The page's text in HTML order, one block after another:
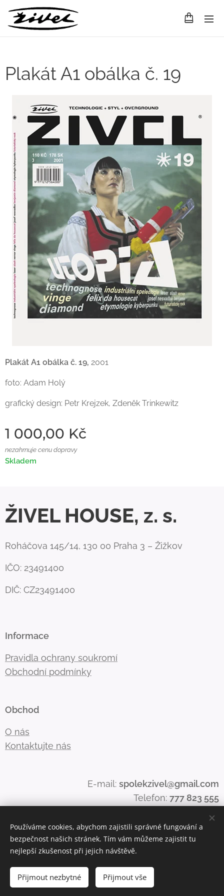
Plakát A1 obálka č. 19
Plakát A1 obálka č. 19, 2001
foto: Adam Holý
grafický design: Petr Krejzek, Zdeněk Trinkewitz
1 000,00 Kč
nezahrnuje cenu dopravy
Skladem
Do košíku
ŽIVEL HOUSE, z. s.
Roháčova 145/14, 130 00 Praha 3 – Žižkov
IČO: 23491400
DIČ: CZ23491400
Informace
Pravidla ochrany soukromí
Obchodní podmínky
Obchod
O nás
Kontaktujte nás
E-mail: spolekzivel@gmail.com
Telefon: 777 823 555
Cookies
Používáme cookies, abychom zajistili správné fungování a
bezpečnost našich stránek. Tím vám můžeme zajistit tu
nejlepší zkušenost při jejich návštěvě.
Přijmout nezbytné Přijmout vše